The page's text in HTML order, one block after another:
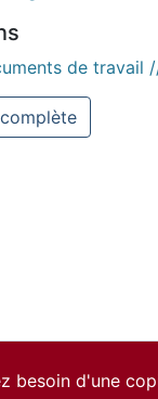
de travail
besoin d'une